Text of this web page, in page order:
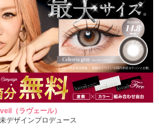
（ラヴェール）
デザインプロデュース